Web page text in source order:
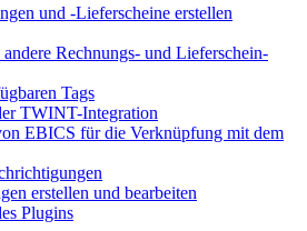
und -Lieferscheine erstellen
Rechnungs- und Lieferschein-
Tags
TWINT-Integration
EBICS für die Verknüpfung mit dem
erstellen und bearbeiten
Plugins